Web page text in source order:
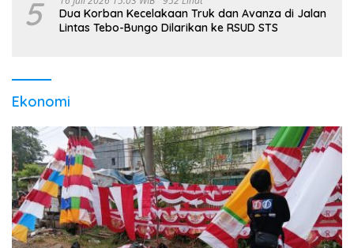
5
Dua Korban Kecelakaan Truk dan Avanza di Jalan
Lintas Tebo-Bungo Dilarikan ke RSUD STS
Ekonomi